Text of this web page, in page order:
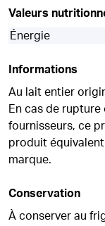
Valeurs
Énergie
Informations
Au lait entier
En cas de
fournisseurs, ce
produit équivalent
marque.
Conservation
À conserver au